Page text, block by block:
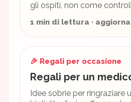
gli ospiti, non come
1 min di lettura ·
🎉 Regali per occasione
Regali per un
Idee sobrie per ringraziare